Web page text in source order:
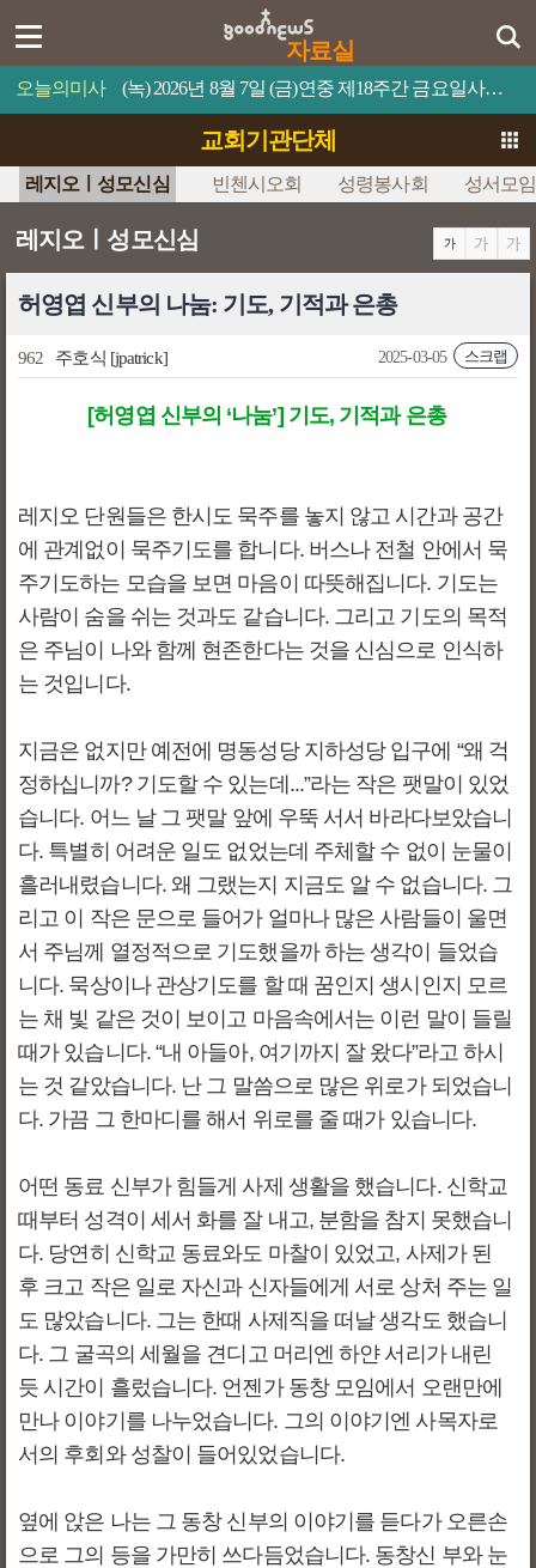
자료실
오늘의미사 (녹) 2026년 8월 7일 (금)연중 제18주간 금요일사람이 제 목숨을 무엇과 바꿀 수 있겠느냐?
교회기관단체
레지오ㅣ성모신심 빈첸시오회 성령봉사회 성서모임
레지오ㅣ성모신심
허영엽 신부의 나눔: 기도, 기적과 은총
962 주호식 [jpatrick] 스크랩
2025-03-05
[허영엽 신부의 ‘나눔’] 기도, 기적과 은총
레지오 단원들은 한시도 묵주를 놓지 않고 시간과 공간
에 관계없이 묵주기도를 합니다. 버스나 전철 안에서 묵
주기도하는 모습을 보면 마음이 따뜻해집니다. 기도는
사람이 숨을 쉬는 것과도 같습니다. 그리고 기도의 목적
은 주님이 나와 함께 현존한다는 것을 신심으로 인식하
는 것입니다.
지금은 없지만 예전에 명동성당 지하성당 입구에 “왜 걱
정하십니까? 기도할 수 있는데...”라는 작은 팻말이 있었
습니다. 어느 날 그 팻말 앞에 우뚝 서서 바라다보았습니
다. 특별히 어려운 일도 없었는데 주체할 수 없이 눈물이
흘러내렸습니다. 왜 그랬는지 지금도 알 수 없습니다. 그
리고 이 작은 문으로 들어가 얼마나 많은 사람들이 울면
서 주님께 열정적으로 기도했을까 하는 생각이 들었습
니다. 묵상이나 관상기도를 할 때 꿈인지 생시인지 모르
는 채 빛 같은 것이 보이고 마음속에서는 이런 말이 들릴
때가 있습니다. “내 아들아, 여기까지 잘 왔다”라고 하시
는 것 같았습니다. 난 그 말씀으로 많은 위로가 되었습니
다. 가끔 그 한마디를 해서 위로를 줄 때가 있습니다.
어떤 동료 신부가 힘들게 사제 생활을 했습니다. 신학교
때부터 성격이 세서 화를 잘 내고, 분함을 참지 못했습니
다. 당연히 신학교 동료와도 마찰이 있었고, 사제가 된
후 크고 작은 일로 자신과 신자들에게 서로 상처 주는 일
도 많았습니다. 그는 한때 사제직을 떠날 생각도 했습니
다. 그 굴곡의 세월을 견디고 머리엔 하얀 서리가 내린
듯 시간이 흘렀습니다. 언젠가 동창 모임에서 오랜만에
만나 이야기를 나누었습니다. 그의 이야기엔 사목자로
서의 후회와 성찰이 들어있었습니다.
옆에 앉은 나는 그 동창 신부의 이야기를 듣다가 오른손
으로 그의 등을 가만히 쓰다듬었습니다. 동창신 부와 눈